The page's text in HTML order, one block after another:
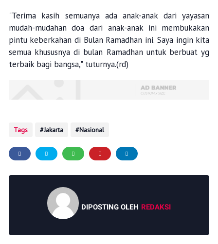
"Terima kasih semuanya ada anak-anak dari yayasan
mudah-mudahan doa dari anak-anak ini membukakan
pintu keberkahan di Bulan Ramadhan ini. Saya ingin kita
semua khususnya di bulan Ramadhan untuk berbuat yg
terbaik bagi bangsa," tuturnya.(rd)
Tags Jakarta Nasional
DIPOSTING OLEH REDAKSI